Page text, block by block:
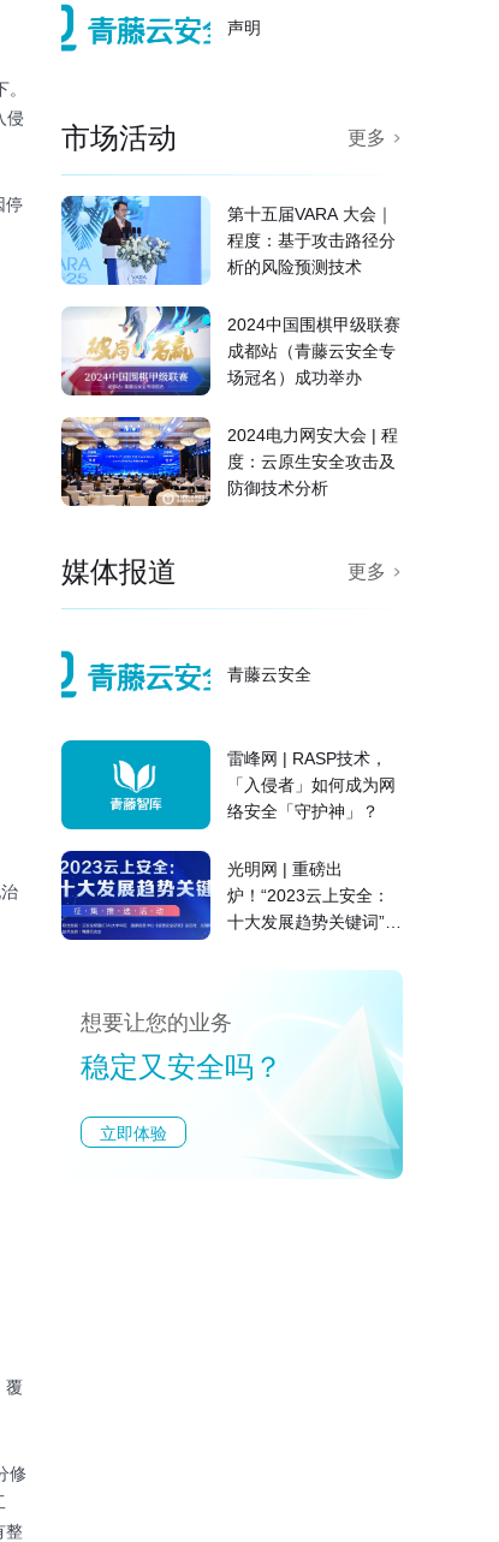
侵
停
覆
修
整
声明
市场活动 更多
第十五届VARA 大会｜
程度：基于攻击路径分
析的风险预测技术
2024中国围棋甲级联赛
成都站（青藤云安全专
场冠名）成功举办
2024电力网安大会 | 程
度：云原生安全攻击及
防御技术分析
媒体报道 更多
青藤云安全
雷峰网 | RASP技术，
「入侵者」如何成为网
络安全「守护神」？
光明网 | 重磅出
炉！“2023云上安全：
十大发展趋势关键词”征
想要让您的业务
稳定又安全吗？
立即体验